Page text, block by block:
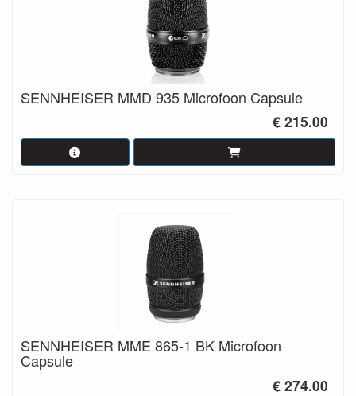
SENNHEISER MMD 935 Microfoon Capsule
€ 215.00
SENNHEISER MME 865-1 BK Microfoon
Capsule
€ 274.00